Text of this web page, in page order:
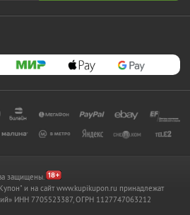
защищены.
и на сайт www.kupikupon.ru принадлежат
ИНН 7705523387, ОГРН 1127747063212